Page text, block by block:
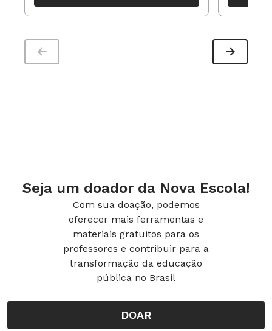
período
Seja um doador da Nova Escola!
Com sua doação, podemos
oferecer mais ferramentas e
materiais gratuitos para os
professores e contribuir para a
transformação da educação
pública no Brasil
DOAR